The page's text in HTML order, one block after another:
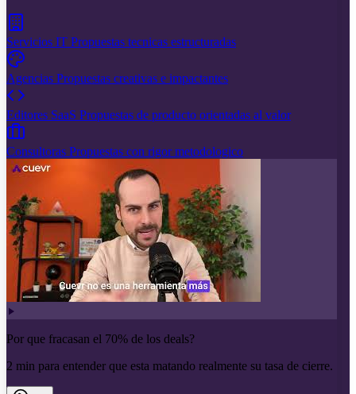
Servicios IT Propuestas tecnicas estructuradas
Agencias Propuestas creativas e impactantes
Editores SaaS Propuestas de producto orientadas al valor
Consultoras Propuestas con rigor metodologico
Por que fracasan el 70% de los deals?
2 min para entender que esta matando realmente su tasa de cierre.